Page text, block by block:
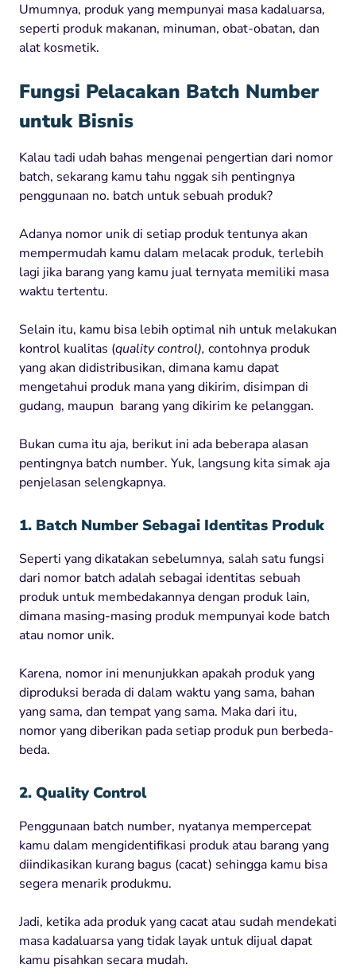
Umumnya, produk yang mempunyai masa kadaluarsa,
seperti produk makanan, minuman, obat-obatan, dan
alat kosmetik.
Fungsi Pelacakan Batch Number
untuk Bisnis
Kalau tadi udah bahas mengenai pengertian dari nomor
batch, sekarang kamu tahu nggak sih pentingnya
penggunaan no. batch untuk sebuah produk?
Adanya nomor unik di setiap produk tentunya akan
mempermudah kamu dalam melacak produk, terlebih
lagi jika barang yang kamu jual ternyata memiliki masa
waktu tertentu.
Selain itu, kamu bisa lebih optimal nih untuk melakukan
kontrol kualitas (quality control), contohnya produk
yang akan didistribusikan, dimana kamu dapat
mengetahui produk mana yang dikirim, disimpan di
gudang, maupun barang yang dikirim ke pelanggan.
Bukan cuma itu aja, berikut ini ada beberapa alasan
pentingnya batch number. Yuk, langsung kita simak aja
penjelasan selengkapnya.
1. Batch Number Sebagai Identitas Produk
Seperti yang dikatakan sebelumnya, salah satu fungsi
dari nomor batch adalah sebagai identitas sebuah
produk untuk membedakannya dengan produk lain,
dimana masing-masing produk mempunyai kode batch
atau nomor unik.
Karena, nomor ini menunjukkan apakah produk yang
diproduksi berada di dalam waktu yang sama, bahan
yang sama, dan tempat yang sama. Maka dari itu,
nomor yang diberikan pada setiap produk pun berbeda-
beda.
2. Quality Control
Penggunaan batch number, nyatanya mempercepat
kamu dalam mengidentifikasi produk atau barang yang
diindikasikan kurang bagus (cacat) sehingga kamu bisa
segera menarik produkmu.
Jadi, ketika ada produk yang cacat atau sudah mendekati
masa kadaluarsa yang tidak layak untuk dijual dapat
kamu pisahkan secara mudah.